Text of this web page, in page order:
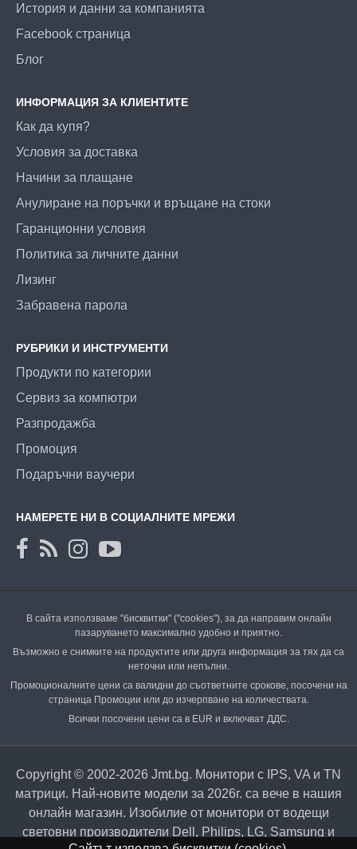
История и данни за компанията
Facebook страница
Блог
ИНФОРМАЦИЯ ЗА КЛИЕНТИТЕ
Как да купя?
Условия за доставка
Начини за плащане
Анулиране на поръчки и връщане на стоки
Гаранционни условия
Политика за личните данни
Лизинг
Забравена парола
РУБРИКИ И ИНСТРУМЕНТИ
Продукти по категории
Сервиз за компютри
Разпродажба
Промоция
Подаръчни ваучери
НАМЕРЕТЕ НИ В СОЦИАЛНИТЕ МРЕЖИ
В сайта използваме "бисквитки" ("cookies"), за да направим онлайн
пазаруването максимално удобно и приятно.
Възможно е снимките на продуктите или друга информация за тях да са
неточни или непълни.
Промоционалните цени са валидни до съответните срокове, посочени на
страница Промоции или до изчерпване на количествата.
Всички посочени цени са в EUR и включват ДДС.
Copyright © 2002-2026 Jmt.bg. Монитори с IPS, VA и TN
матрици. Най-новите модели за 2026г. са вече в нашия
онлайн магазин. Изобилие от монитори от водещи
световни производители Dell, Philips, LG, Samsung и